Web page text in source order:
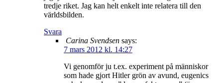
tredje riket. Jag kan helt enkelt inte relatera till den
världsbilden.
Svara
Carina Svendsen says:
7 mars 2012 kl. 14:27
Vi genomför ju t.ex. experiment på människor
som hade gjort Hitler grön av avund, eugenics